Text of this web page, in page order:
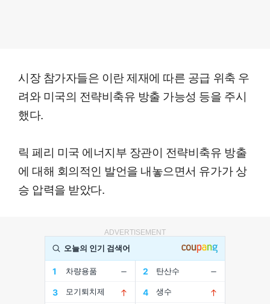
시장 참가자들은 이란 제재에 따른 공급 위축 우
려와 미국의 전략비축유 방출 가능성 등을 주시
했다.
릭 페리 미국 에너지부 장관이 전략비축유 방출
에 대해 회의적인 발언을 내놓으면서 유가가 상
승 압력을 받았다.
ADVERTISEMENT